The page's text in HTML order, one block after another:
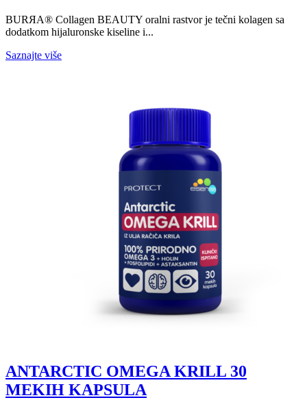
BURЯA® Collagen BEAUTY oralni rastvor je tečni kolagen sa
dodatkom hijaluronske kiseline i...
Saznajte više
ANTARCTIC OMEGA KRILL 30
MEKIH KAPSULA